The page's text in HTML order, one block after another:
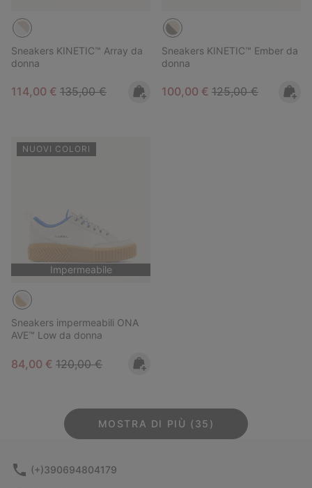
Sneakers KINETIC™ Array da
donna
Sale price:
114,00 € Regular price:
135,00 €
Sneakers KINETIC™ Ember da
donna
Sale price:
100,00 € Regular price:
125,00 €
NUOVI COLORI
Impermeabile
Sneakers impermeabili ONA
AVE™ Low da donna
Sale price:
84,00 € Regular price:
120,00 €
MOSTRA DI PIÙ (35)
(+)390694804179